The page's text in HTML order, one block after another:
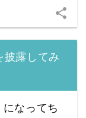
share
披露してみ
なってち